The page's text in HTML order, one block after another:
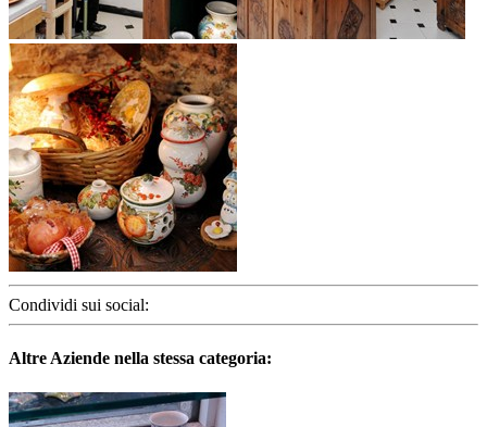
Condividi sui social:
Altre Aziende nella stessa categoria: